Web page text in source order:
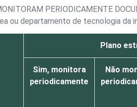
PERIODICAMENTE
ou departamento de tecnologia da
Plano
Sim, monitora
periodicamente
Não